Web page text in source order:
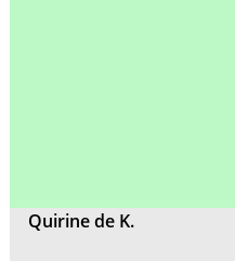
Quirine de K.